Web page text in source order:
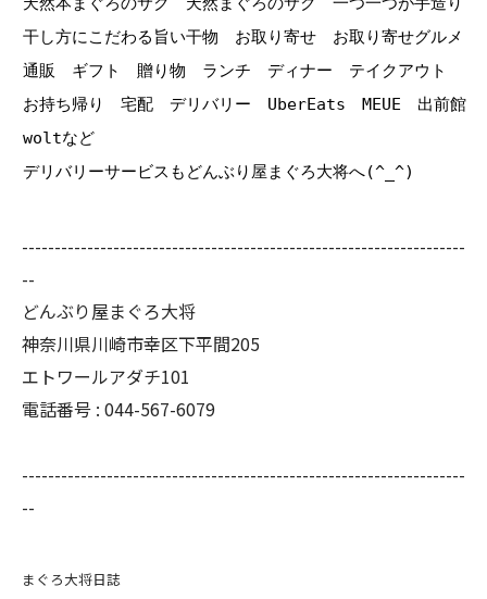
干し方にこだわる旨い干物 お取り寄せ お取り寄せグルメ
通販 ギフト 贈り物 ランチ ディナー テイクアウト
お持ち帰り 宅配 デリバリー UberEats MEUE 出前館
woltなど
デリバリーサービスもどんぶり屋まぐろ大将へ(^_^)
--------------------------------------------------------------------
--
どんぶり屋まぐろ大将
神奈川県川崎市幸区下平間205
エトワールアダチ101
電話番号 : 044-567-6079
--------------------------------------------------------------------
--
まぐろ大将日誌